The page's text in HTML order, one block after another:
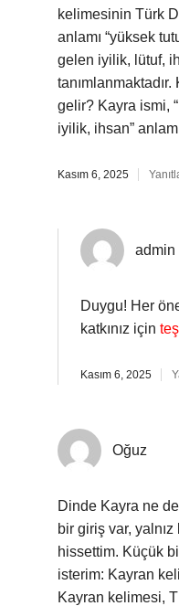
kelimesinin Türk
anlamı “yüksek
gelen iyilik, lütuf,
gelir? Kayra ismi,
iyilik, ihsan”
Kasım 6, 2025
admin
Duygu! Her
katkınız için
Kasım 6, 2025
Oğuz
Dinde Kayra ne
bir giriş var,
hissettim. Küçük
isterim: Kayran
Kayran kelimesi,